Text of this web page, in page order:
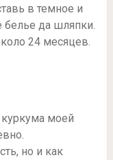
в темное и
белье да шляпки.
24 месяцев.
куркума моей
но и как